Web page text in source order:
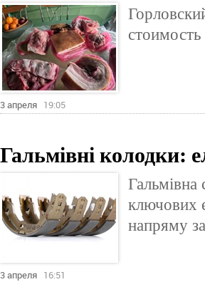
3 апреля 19:05
Гальмівні колодки:
ключових
напряму
3 апреля 16:51